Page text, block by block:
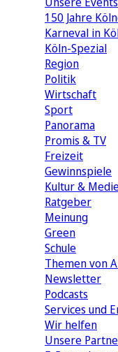
150 Jahre
Karneval in
Köln-Spezial
Region
Politik
Wirtschaft
Sport
Panorama
Promis & TV
Freizeit
Gewinnspiele
Kultur &
Ratgeber
Meinung
Green
Schule
Themen von
Newsletter
Podcasts
Services und
Wir helfen
Unsere